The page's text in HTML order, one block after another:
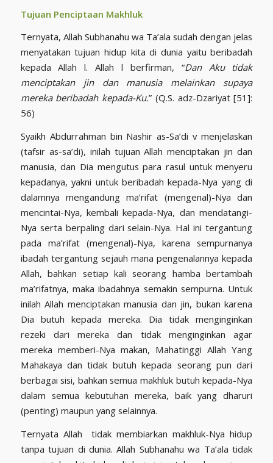
Tujuan Penciptaan Makhluk
Ternyata, Allah Subhanahu wa Ta’ala sudah dengan jelas
menyatakan tujuan hidup kita di dunia yaitu beribadah
kepada Allah l. Allah l berfirman, “Dan Aku tidak
menciptakan jin dan manusia melainkan supaya
mereka beribadah kepada-Ku.” (Q.S. adz-Dzariyat [51]:
56)
Syaikh Abdurrahman bin Nashir as-Sa’di v menjelaskan
(tafsir as-sa’di), inilah tujuan Allah menciptakan jin dan
manusia, dan Dia mengutus para rasul untuk menyeru
kepadanya, yakni untuk beribadah kepada-Nya yang di
dalamnya mengandung ma’rifat (mengenal)-Nya dan
mencintai-Nya, kembali kepada-Nya, dan mendatangi-
Nya serta berpaling dari selain-Nya. Hal ini tergantung
pada ma’rifat (mengenal)-Nya, karena sempurnanya
ibadah tergantung sejauh mana pengenalannya kepada
Allah, bahkan setiap kali seorang hamba bertambah
ma’rifatnya, maka ibadahnya semakin sempurna. Untuk
inilah Allah menciptakan manusia dan jin, bukan karena
Dia butuh kepada mereka. Dia tidak menginginkan
rezeki dari mereka dan tidak menginginkan agar
mereka memberi-Nya makan, Mahatinggi Allah Yang
Mahakaya dan tidak butuh kepada seorang pun dari
berbagai sisi, bahkan semua makhluk butuh kepada-Nya
dalam semua kebutuhan mereka, baik yang dharuri
(penting) maupun yang selainnya.
Ternyata Allah tidak membiarkan makhluk-Nya hidup
tanpa tujuan di dunia. Allah Subhanahu wa Ta’ala tidak